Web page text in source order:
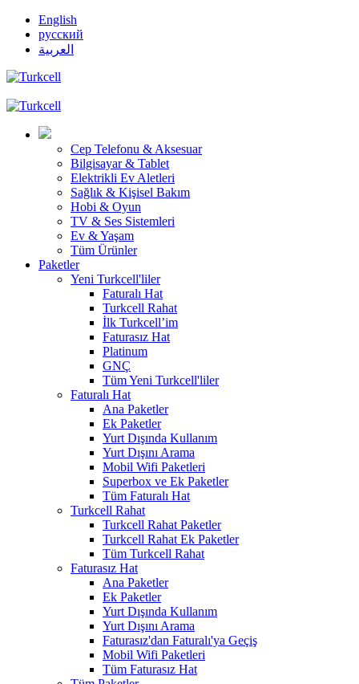
English
русский
العربية
Cep Telefonu & Aksesuar
Bilgisayar & Tablet
Elektrikli Ev Aletleri
Sağlık & Kişisel Bakım
Hobi & Oyun
TV & Ses Sistemleri
Ev & Yaşam
Tüm Ürünler
Paketler
Yeni Turkcell'liler
Faturalı Hat
Turkcell Rahat
İlk Turkcell’im
Faturasız Hat
Platinum
GNÇ
Tüm Yeni Turkcell'liler
Faturalı Hat
Ana Paketler
Ek Paketler
Yurt Dışında Kullanım
Yurt Dışını Arama
Mobil Wifi Paketleri
Superbox ve Ek Paketler
Tüm Faturalı Hat
Turkcell Rahat
Turkcell Rahat Paketler
Turkcell Rahat Ek Paketler
Tüm Turkcell Rahat
Faturasız Hat
Ana Paketler
Ek Paketler
Yurt Dışında Kullanım
Yurt Dışını Arama
Faturasız'dan Faturalı'ya Geçiş
Mobil Wifi Paketleri
Tüm Faturasız Hat